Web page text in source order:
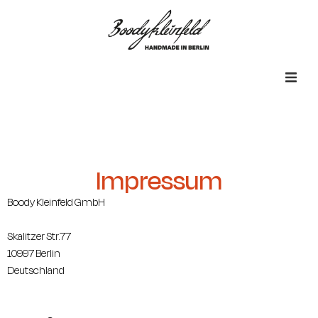
Impressum
Boody Kleinfeld GmbH
Skalitzer Str.77
10997 Berlin
Deutschland